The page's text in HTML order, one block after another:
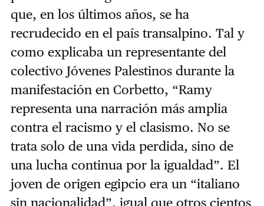
que, en los últimos años, se ha
recrudecido en el país transalpino. Tal y
como explicaba un representante del
colectivo Jóvenes Palestinos durante la
manifestación en Corbetto, “Ramy
representa una narración más amplia
contra el racismo y el clasismo. No se
trata solo de una vida perdida, sino de
una lucha continua por la igualdad”. El
joven de origen egipcio era un “italiano
sin nacionalidad”, igual que otros cientos